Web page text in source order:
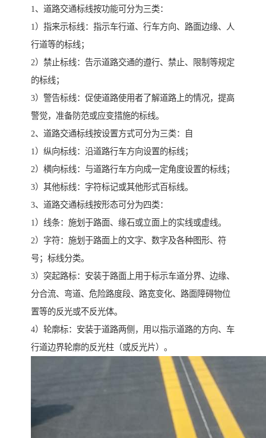
1、道路交通标线按功能可分为三类：
1）指来示标线：指示车行道、行车方向、路面边缘、人
行道等的标线；
2）禁止标线：告示道路交通的遵行、禁止、限制等规定
的标线；
3）警告标线：促使道路使用者了解道路上的情况，提高
警觉，准备防范或应变措施的标线。
2、道路交通标线按设置方式可分为三类：自
1）纵向标线：沿道路行车方向设置的标线；
2）横向标线：与道路行车方向成一定角度设置的标线；
3）其他标线：字符标记或其他形式百标线。
3、道路交通标线按形态可分为四类：
1）线条：施划于路面、缘石或立面上的实线或虚线。
2）字符：施划于路面上的文字、数字及各种图形、符
号；标线分类。
3）突起路标：安装于路面上用于标示车道分界、边缘、
分合流、弯道、危险路度段、路宽变化、路面障碍物位
置等的反光或不反光体。
4）轮廓标：安装于道路两侧，用以指示道路的方向、车
行道边界轮廓的反光柱（或反光片）。